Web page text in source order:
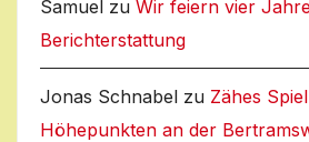
Samuel zu Wir feiern vier
Berichterstattung
Jonas Schnabel zu Zähes
Höhepunkten an der